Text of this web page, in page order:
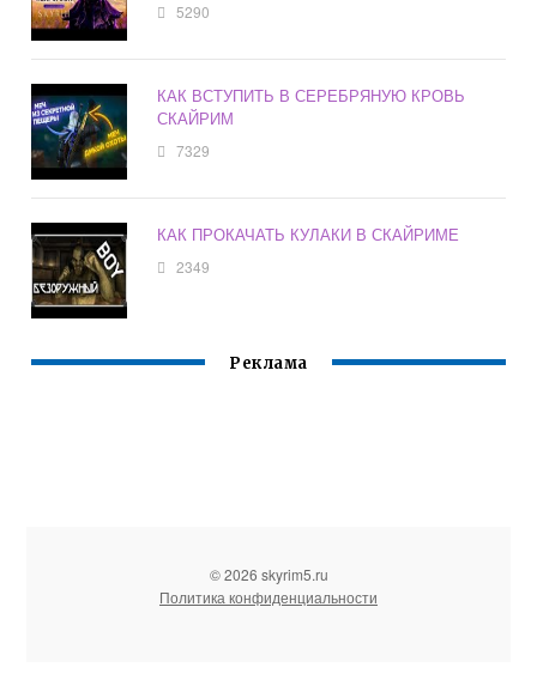
5290
КАК ВСТУПИТЬ В СЕРЕБРЯНУЮ КРОВЬ
СКАЙРИМ
7329
КАК ПРОКАЧАТЬ КУЛАКИ В СКАЙРИМЕ
2349
Реклама
© 2026 skyrim5.ru
Политика конфиденциальности